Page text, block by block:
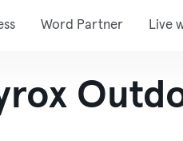
Word Partner Live